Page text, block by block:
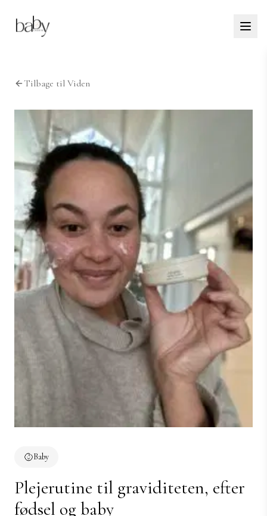
Tilbage til Viden
Baby
Plejerutine til graviditeten, efter
fødsel og baby